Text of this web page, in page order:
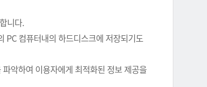
니다.
컴퓨터내의 하드디스크에 저장되기도
악하여 이용자에게 최적화된 정보 제공을